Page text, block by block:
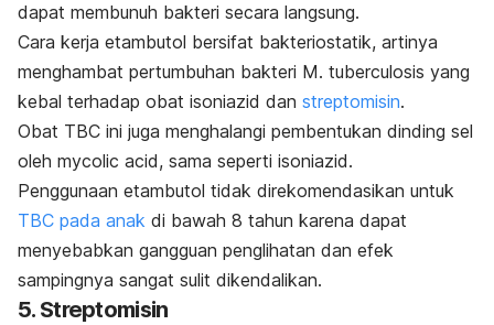
dapat membunuh bakteri secara langsung.
Cara kerja etambutol bersifat bakteriostatik, artinya
menghambat pertumbuhan bakteri M. tuberculosis yang
kebal terhadap obat isoniazid dan streptomisin.
Obat TBC ini juga menghalangi pembentukan dinding sel
oleh mycolic acid, sama seperti isoniazid.
Penggunaan etambutol tidak direkomendasikan untuk
TBC pada anak di bawah 8 tahun karena dapat
menyebabkan gangguan penglihatan dan efek
sampingnya sangat sulit dikendalikan.
5. Streptomisin